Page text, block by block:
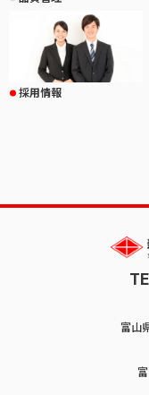
採用情報
富山